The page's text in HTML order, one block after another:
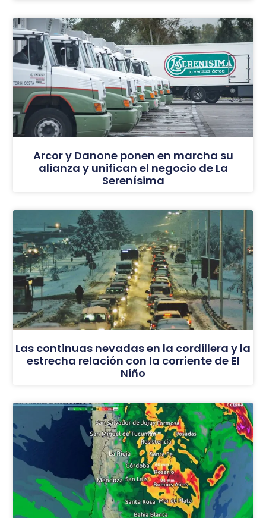
Arcor y Danone ponen en marcha su
alianza y unifican el negocio de La
Serenísima
Las continuas nevadas en la cordillera y la
estrecha relación con la corriente de El
Niño